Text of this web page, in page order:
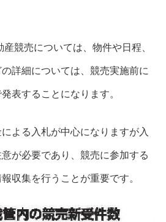
競売については、物件や日程、
詳細については、競売実施前に
表することになります。
よる入札が中心になりますが入
が必要であり、競売に参加する
収集を行うことが重要です。